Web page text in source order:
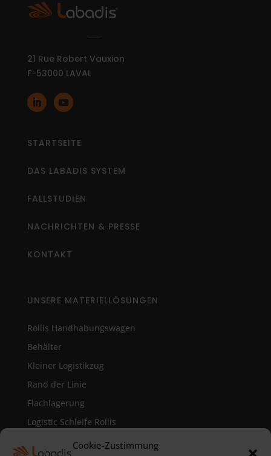
Cookie-Zustimmung
21 Rue Robert Vauxion
F-53000 LAVAL
STARTSEITE
DAS LABADIS SYSTEM
FALLSTUDIEN
NACHRICHTEN & PRESSE
KONTAKT
UNSERE MATERIELLÖSUNGEN
Rollis Handhabungswagen
Behälter
Kleiner Logistikzug
Rand der Linie
Flachlagerung
Logistic Schleife Rollis
Kanban System